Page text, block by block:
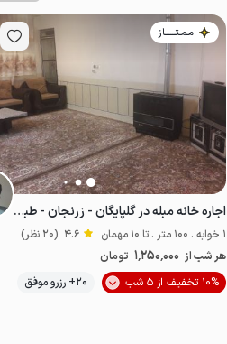
موقعیت در نقشه
اقتصادی
مـمـتــــــاز
اجاره خانه مبله در گلپایگان - زرنجان - طبقه دوم
1 خوابه . 100 متر . تا 10 مهمان 4.6 (20 نظر)
هر شب از 1٬250٬000 تومان
10% تخفیف از 5 شب
20+ رزرو موفق